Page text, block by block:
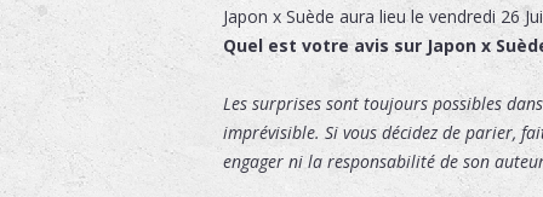
Japon x Suède aura lieu le vendredi 26
Quel est votre avis sur Japon x
Les surprises sont toujours possibles
imprévisible. Si vous décidez de parier,
engager ni la responsabilité de son